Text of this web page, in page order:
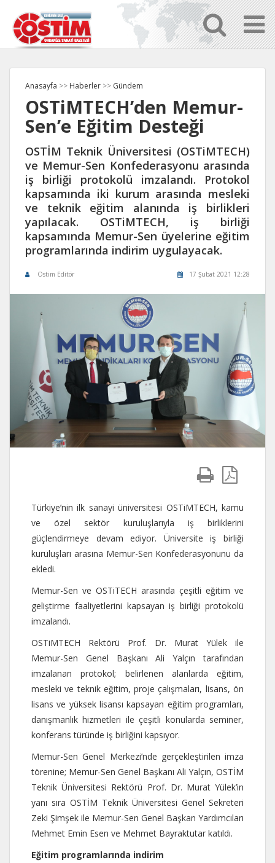
Anasayfa >> Haberler >> Gündem
OSTiMTECH’den Memur-
Sen’e Eğitim Desteği
OSTİM Teknik Üniversitesi (OSTiMTECH)
ve Memur-Sen Konfederasyonu arasında
iş birliği protokolü imzalandı. Protokol
kapsamında iki kurum arasında mesleki
ve teknik eğitim alanında iş birlikleri
yapılacak. OSTiMTECH, iş birliği
kapsamında Memur-Sen üyelerine eğitim
programlarında indirim uygulayacak.
Ostim Editör 17 Şubat 2021 12:28
Türkiye’nin ilk sanayi üniversitesi OSTiMTECH, kamu
ve özel sektör kuruluşlarıyla iş birliklerini
güçlendirmeye devam ediyor. Üniversite iş birliği
kuruluşları arasına Memur-Sen Konfederasyonunu da
ekledi.
Memur-Sen ve OSTiTECH arasında çeşitli eğitim ve
geliştirme faaliyetlerini kapsayan iş birliği protokolü
imzalandı.
OSTiMTECH Rektörü Prof. Dr. Murat Yülek ile
Memur-Sen Genel Başkanı Ali Yalçın tarafından
imzalanan protokol; belirlenen alanlarda eğitim,
mesleki ve teknik eğitim, proje çalışmaları, lisans, ön
lisans ve yüksek lisansı kapsayan eğitim programları,
danışmanlık hizmetleri ile çeşitli konularda seminer,
konferans türünde iş birliğini kapsıyor.
Memur-Sen Genel Merkezi’nde gerçekleştirilen imza
törenine; Memur-Sen Genel Başkanı Ali Yalçın, OSTİM
Teknik Üniversitesi Rektörü Prof. Dr. Murat Yülek’in
yanı sıra OSTİM Teknik Üniversitesi Genel Sekreteri
Zeki Şimşek ile Memur-Sen Genel Başkan Yardımcıları
Mehmet Emin Esen ve Mehmet Bayraktutar katıldı.
Eğitim programlarında indirim